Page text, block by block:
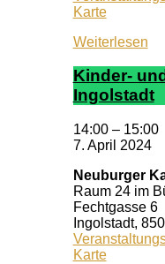
KarteNeuburger
Weiterlesen
Kin­der-
In­gol­stadt
14:00 – 15:00
7. April 2024
Neuburger
Raum 24 im
Fechtgasse 6
Ingolstadt,
KarteNeuburger